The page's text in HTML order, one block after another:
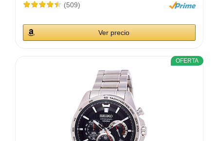
(509)
Ver precio
OFERTA